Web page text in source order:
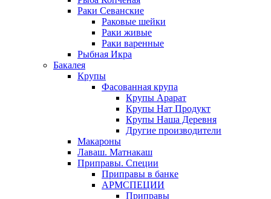
Раки Севанские
Раковые шейки
Раки живые
Раки варенные
Рыбная Икра
Бакалея
Крупы
Фасованная крупа
Крупы Арарат
Крупы Нат Продукт
Крупы Наша Деревня
Другие производители
Макароны
Лаваш. Матнакаш
Приправы. Специи
Приправы в банке
АРМСПЕЦИИ
Приправы